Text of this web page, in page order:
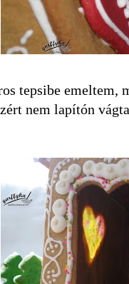
tepsibe emeltem,
nem lapítón